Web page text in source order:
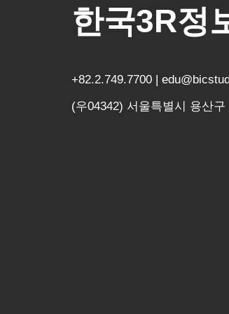
한국3R정
+82.2.749.7700 |
(우04342) 서울특별시 용산